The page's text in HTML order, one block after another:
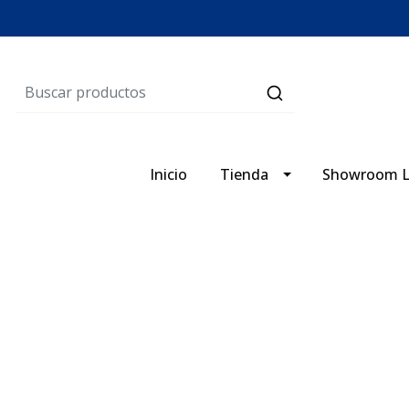
Inicio Tienda Showroom